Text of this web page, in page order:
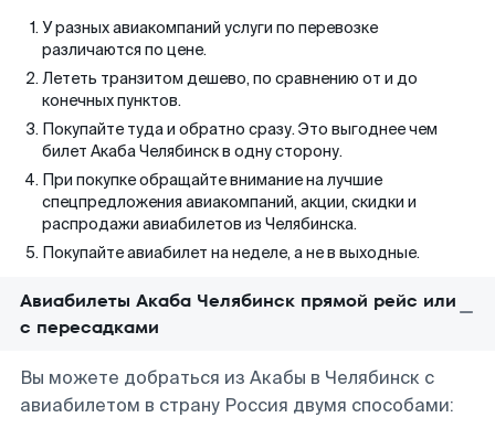
У разных авиакомпаний услуги по перевозке
различаются по цене.
Лететь транзитом дешево, по сравнению от и до
конечных пунктов.
Покупайте туда и обратно сразу. Это выгоднее чем
билет Акаба Челябинск в одну сторону.
При покупке обращайте внимание на лучшие
спецпредложения авиакомпаний, акции, скидки и
распродажи авиабилетов из Челябинска.
Покупайте авиабилет на неделе, а не в выходные.
Авиабилеты Акаба Челябинск прямой рейс или
с пересадками
Вы можете добраться из Акабы в Челябинск с
авиабилетом в страну Россия двумя способами: